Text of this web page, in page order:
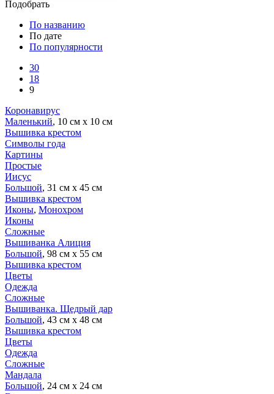
Подобрать
По названию
По дате
По популярности
30
18
9
Коронавирус
Маленький, 10 см х 10 см
Вышивка крестом
Символы года
Картины
Простые
Иисус
Большой, 31 см х 45 см
Вышивка крестом
Иконы, Монохром
Иконы
Сложные
Вышиванка Алиция
Большой, 98 см х 55 см
Вышивка крестом
Цветы
Одежда
Сложные
Вышиванка. Щедрый дар
Большой, 43 см х 48 см
Вышивка крестом
Цветы
Одежда
Сложные
Мандала
Большой, 24 см х 24 см